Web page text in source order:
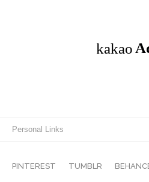
비교하면, 엄청나게 작지는 않아. 닌텐도 스위
게 들어가니까 크기를 대충 짐작할 수 있을 거
PINTEREST TUMBLR
Personal Links